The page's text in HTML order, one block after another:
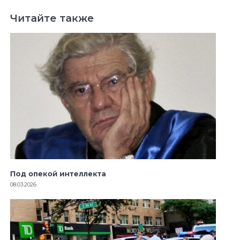
Читайте также
Под опекой интеллекта
08.03.2026